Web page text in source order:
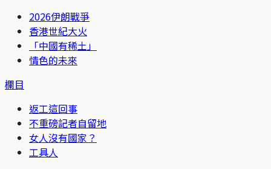
2026伊朗戰爭
香港世紀大火
「中國有稀土」
情色的未來
欄目
返工這回事
不重磅記者自留地
女人沒有國家？
工具人